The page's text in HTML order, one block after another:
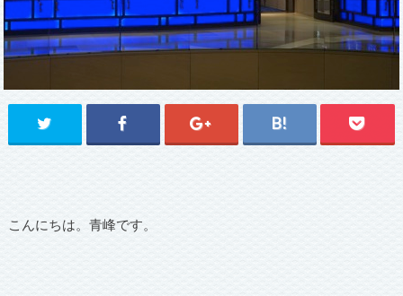
こんにちは。青峰です。